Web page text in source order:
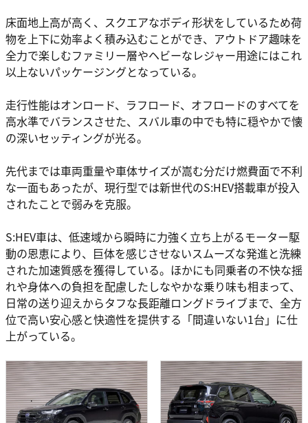
床面地上高が高く、スクエアなボディ形状をしているため荷
物を上下に効率よく積み込むことができ、アウトドア趣味を
全力で楽しむファミリー層やヘビーなレジャー用途にはこれ
以上ないパッケージングとなっている。
走行性能はオンロード、ラフロード、オフロードのすべてを
高水準でバランスさせた、スバル車の中でも特に穏やかで懐
の深いセッティングが光る。
先代までは車両重量や車体サイズが嵩む分だけ燃費面で不利
な一面もあったが、現行型では新世代のS:HEV搭載車が投入
されたことで弱みを克服。
S:HEV車は、低速域から瞬時に力強く立ち上がるモーター駆
動の恩恵により、巨体を感じさせないスムーズな発進と洗練
された加速質感を獲得している。ほかにも同乗者の不快な揺
れや身体への負担を配慮したしなやかな乗り味も相まって、
日常の送り迎えからタフな長距離ロングドライブまで、全方
位で高い安心感と快適性を提供する「間違いない1台」に仕
上がっている。